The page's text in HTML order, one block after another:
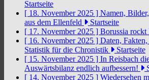
Startseite
[ 18. November 2025 ] Namen,
aus dem Ellenfeld
Startseite
[ 17. November 2025 ] Borussia rockt
[ 16. November 2025 ] Daten,
Statistik für die Chronistik
Startseite
[ 15. November 2025 ] In Reisbach
Auswärtsbilanz endlich aufbessern!
[ 14. November 2025 ] Wiedersehen